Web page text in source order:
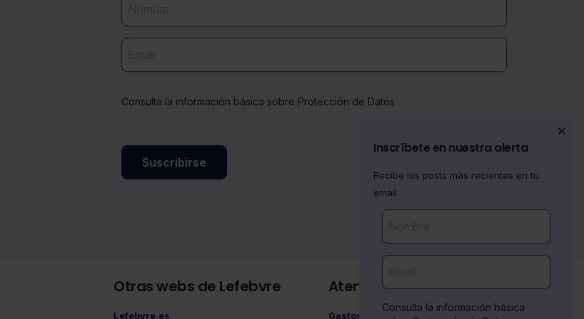
Consulta la información básica sobre Protección de Datos
Suscribirse
✕
Inscríbete en nuestra alerta
Recibe los posts más recientes en tu
email
Consulta la información básica
Otras webs de Lefebvre
Lefebvre.es
Atención al cliente
Gastos de envío